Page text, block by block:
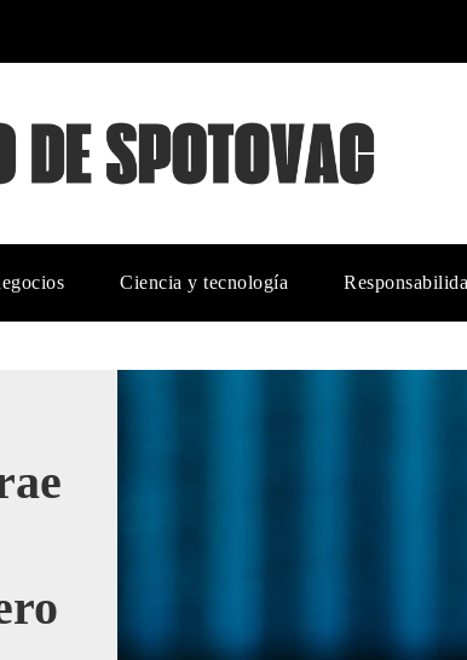
Ciencia y tecnología